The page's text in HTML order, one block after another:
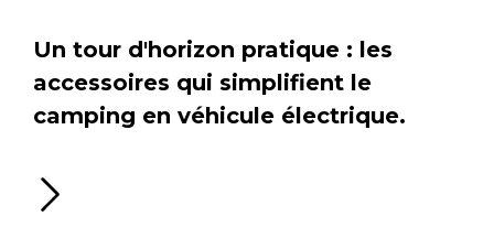
Un tour d'horizon pratique : les
accessoires qui simplifient le
camping en véhicule électrique.